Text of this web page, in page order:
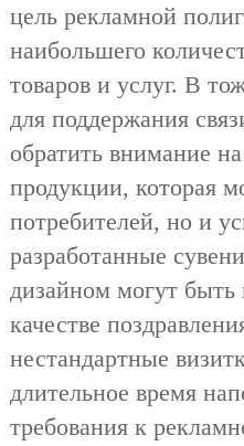
цель рекламной
наибольшего
товаров и услуг. В
для поддержания
обратить внимание
продукции, которая
потребителей, но и
разработанные
дизайном могут быть
качестве
нестандартные
длительное время
требования к